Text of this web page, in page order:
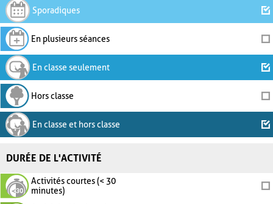
Sporadiques
En plusieurs séances
En classe seulement
Hors classe
En classe et hors classe
DURÉE DE L'ACTIVITÉ
Activités courtes (< 30
minutes)